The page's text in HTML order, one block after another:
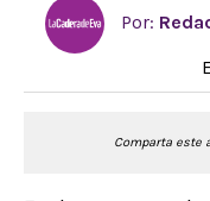
Por:
Comparta este